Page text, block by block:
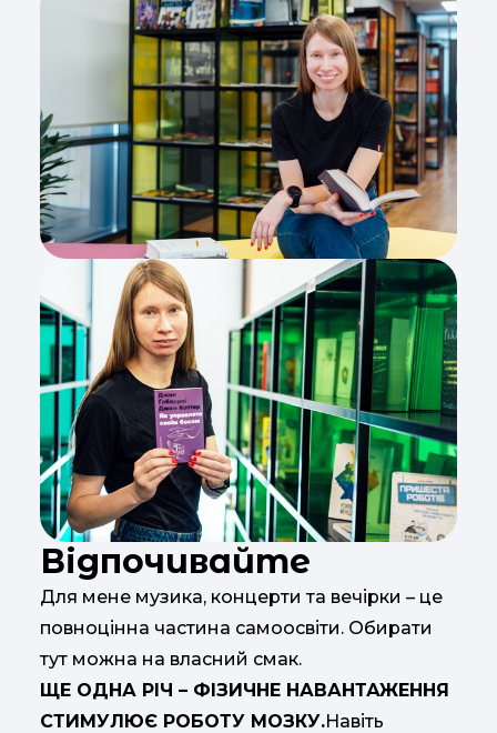
Відпочивайте
Для мене музика, концерти та вечірки – це
повноцінна частина самоосвіти. Обирати
тут можна на власний смак.
ЩЕ ОДНА РІЧ – ФІЗИЧНЕ НАВАНТАЖЕННЯ
СТИМУЛЮЄ РОБОТУ МОЗКУ.Навіть